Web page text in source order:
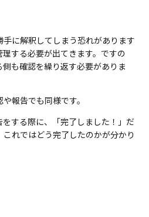
に解釈してしまう恐れがあります
する必要が出てきます。ですの
も確認を繰り返す必要がありま
報告でも同様です。
する際に、「完了しました！」だ
れではどう完了したのかが分かり